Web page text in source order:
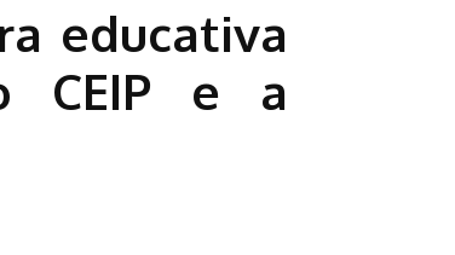
educativa
CEIP e a